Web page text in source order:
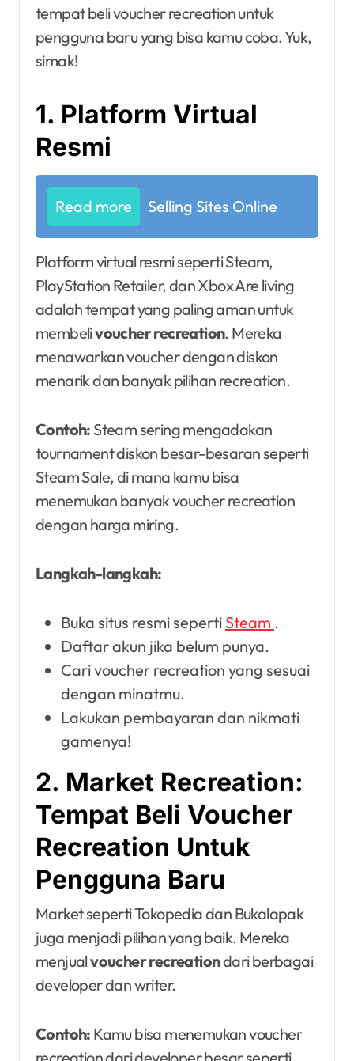
tempat beli voucher recreation untuk
pengguna baru yang bisa kamu coba. Yuk,
simak!
1. Platform Virtual
Resmi
Read more Selling Sites Online
Platform virtual resmi seperti Steam,
PlayStation Retailer, dan Xbox Are living
adalah tempat yang paling aman untuk
membelivoucher recreation. Mereka
menawarkan voucher dengan diskon
menarik dan banyak pilihan recreation.
Contoh: Steam sering mengadakan
tournament diskon besar-besaran seperti
Steam Sale, di mana kamu bisa
menemukan banyak voucher recreation
dengan harga miring.
Langkah-langkah:
Buka situs resmi seperti Steam .
Daftar akun jika belum punya.
Cari voucher recreation yang sesuai
dengan minatmu.
Lakukan pembayaran dan nikmati
gamenya!
2. Market Recreation:
Tempat Beli Voucher
Recreation Untuk
Pengguna Baru
Market seperti Tokopedia dan Bukalapak
juga menjadi pilihan yang baik. Mereka
menjualvoucher recreationdari berbagai
developer dan writer.
Contoh: Kamu bisa menemukan voucher